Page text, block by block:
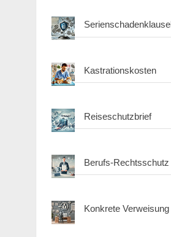
Serienschadenklausel
Kastrationskosten
Reiseschutzbrief
Berufs-Rechtsschutz
Konkrete Verweisung